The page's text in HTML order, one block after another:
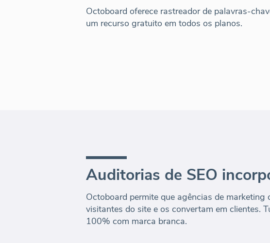
Octoboard oferece rastreador de palavras-
um recurso gratuito em todos os planos.
Auditorias de SEO
Octoboard permite que agências de marketing
visitantes do site e os convertam em clientes.
100% com marca branca.